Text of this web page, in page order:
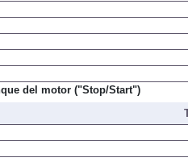
del motor ("Stop/Start")